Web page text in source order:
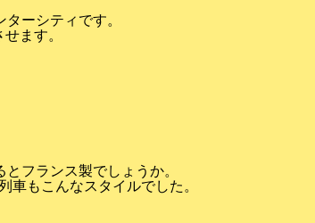
ーシティです。
ます。
フランス製でしょうか。
車もこんなスタイルでした。